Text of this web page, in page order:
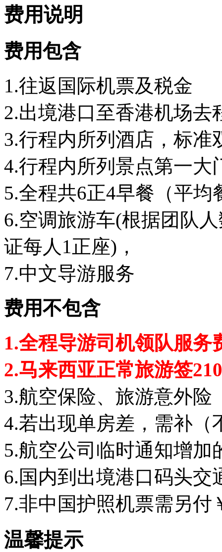
费用说明
费用包含
1.往返国际机票及税金
2.出境港口至香港机场去
3.行程内所列酒店，标准
4.行程内所列景点第一大
5.全程共6正4早餐（平均
6.空调旅游车(根据团队
证每人1正座)，
7.中文导游服务
费用不包含
1.全程导游司机领队服务
2.马来西亚正常旅游签
3.航空保险、旅游意外险
4.若出现单房差，需补（
5.航空公司临时通知增加
6.国内到出境港口码头交
7.非中国护照机票需另付
温馨提示